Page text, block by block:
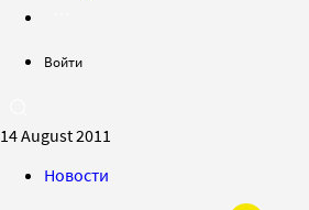
Войти
14 August 2011
Новости